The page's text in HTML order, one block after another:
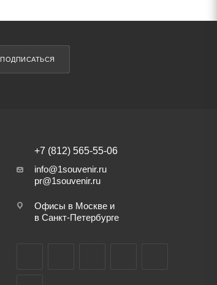
ПОДПИСАТЬСЯ
+7 (812) 565-55-06
info@1souvenir.ru
pr@1souvenir.ru
Офисы в Москве и
в Санкт-Петербурге